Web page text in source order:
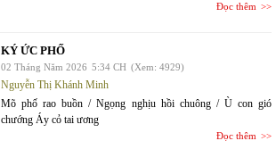
Đọc thêm
KÝ ỨC PHỐ
02 Tháng Năm 2026 5:34 CH (Xem: 4929)
Nguyễn Thị Khánh Minh
Mõ phố rao buồn / Ngọng nghịu hồi chuông / Ù con gió
chướng Áy cỏ tai ương
Đọc thêm